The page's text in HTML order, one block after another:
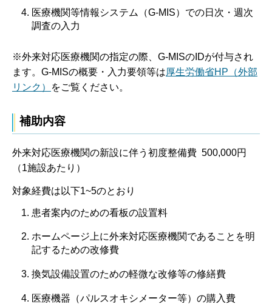
医療機関等情報システム（G-MIS）での日次・週次
調査の入力
※外来対応医療機関の指定の際、G-MISのIDが付与され
ます。G-MISの概要・入力要領等は厚生労働省HP（外部
リンク）
をご覧ください。
補助内容
外来対応医療機関の新設に伴う初度整備費 500,000円
（1施設あたり）
対象経費は以下1~5のとおり
患者案内のための看板の設置料
ホームページ上に外来対応医療機関であることを明
記するための改修費
換気設備設置のための軽微な改修等の修繕費
医療機器（パルスオキシメーター等）の購入費